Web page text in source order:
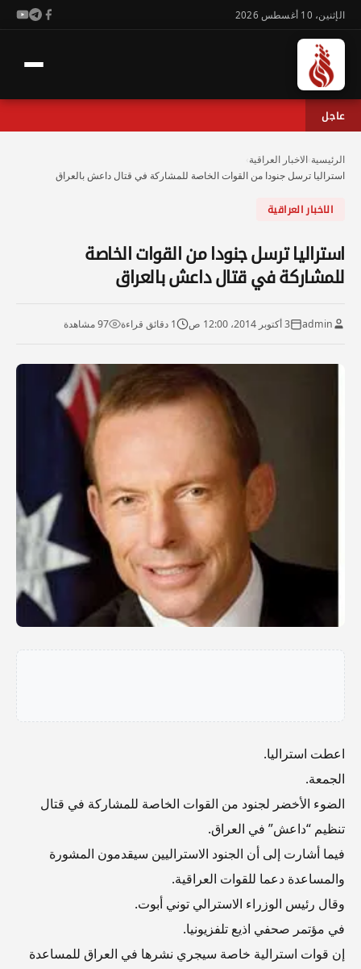
الإثنين، 10 أغسطس 2026
عاجل
الرئيسية الاخبار العراقية
استراليا ترسل جنودا من القوات الخاصة للمشاركة في قتال داعش بالعراق
الاخبار العراقية
استراليا ترسل جنودا من القوات الخاصة
للمشاركة في قتال داعش بالعراق
admin 3 أكتوبر 2014، 12:00 ص 1 دقائق قراءة 97 مشاهدة
اعطت استراليا.
الجمعة.
الضوء الأخضر لجنود من القوات الخاصة للمشاركة في قتال
تنظيم “داعش” في العراق.
فيما أشارت إلى أن الجنود الاستراليين سيقدمون المشورة
والمساعدة دعما للقوات العراقية.
وقال رئيس الوزراء الاسترالي توني أبوت.
في مؤتمر صحفي اذيع تلفزيونيا.
إن قوات استرالية خاصة سيجري نشرها في العراق للمساعدة